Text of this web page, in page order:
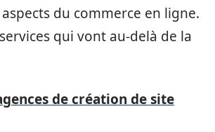
du commerce en ligne.
qui vont au-delà de la
de création de site